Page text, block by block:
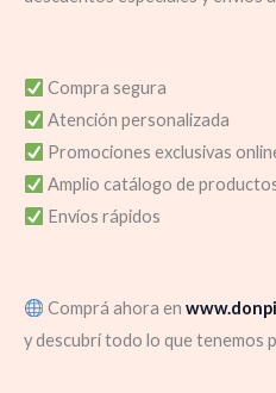
Compra segura
Atención personalizada
Promociones exclusivas
Amplio catálogo de
Envíos rápidos
Comprá ahora en
y descubrí todo lo que tenemos